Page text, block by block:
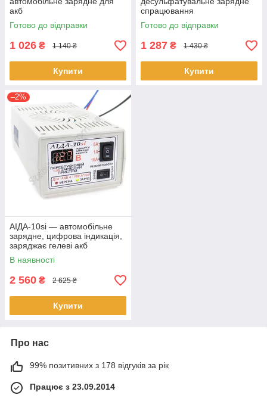
акб
Готово до відправки
1 026 ₴ 1 140 ₴
Купити
спрацювання
Готово до відправки
1 287 ₴ 1 430 ₴
Купити
–2%
АІДА-10si — автомобільне
зарядне, цифрова індикація,
заряджає гелеві акб
В наявності
2 560 ₴ 2 625 ₴
Купити
Про нас
99% позитивних з 178 відгуків за рік
Працює з 23.09.2014